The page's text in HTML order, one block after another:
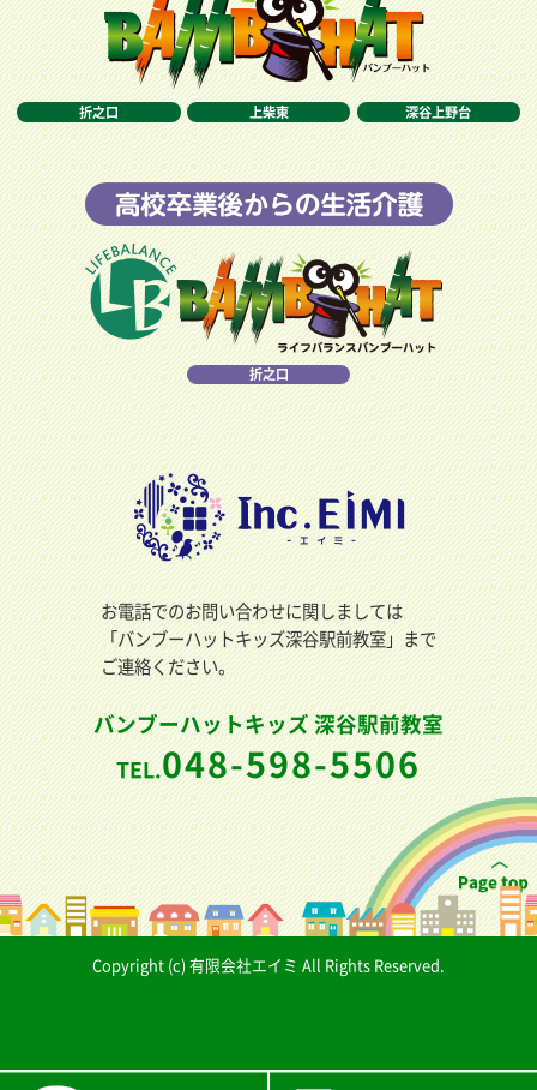
折之口 上柴東 深谷上野台
折之口
お電話でのお問い合わせに関しましては
「バンブーハットキッズ深谷駅前教室」まで
ご連絡ください。
バンブーハットキッズ 深谷駅前教室
TEL.048-598-5506
Copyright (c) 有限会社エイミ All Rights Reserved.